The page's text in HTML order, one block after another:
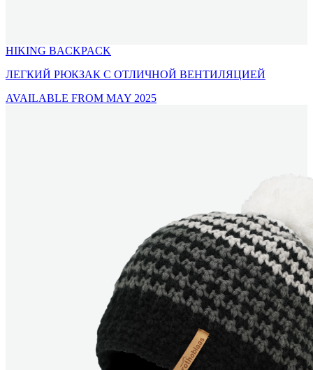
HIKING BACKPACK
ЛЕГКИЙ РЮКЗАК С ОТЛИЧНОЙ ВЕНТИЛЯЦИЕЙ
AVAILABLE FROM MAY 2025